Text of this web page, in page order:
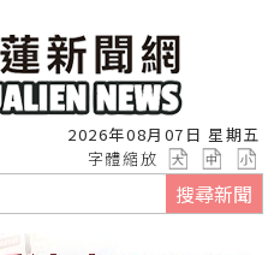
2026年08月07日 星期五
字體縮放
搜尋新聞